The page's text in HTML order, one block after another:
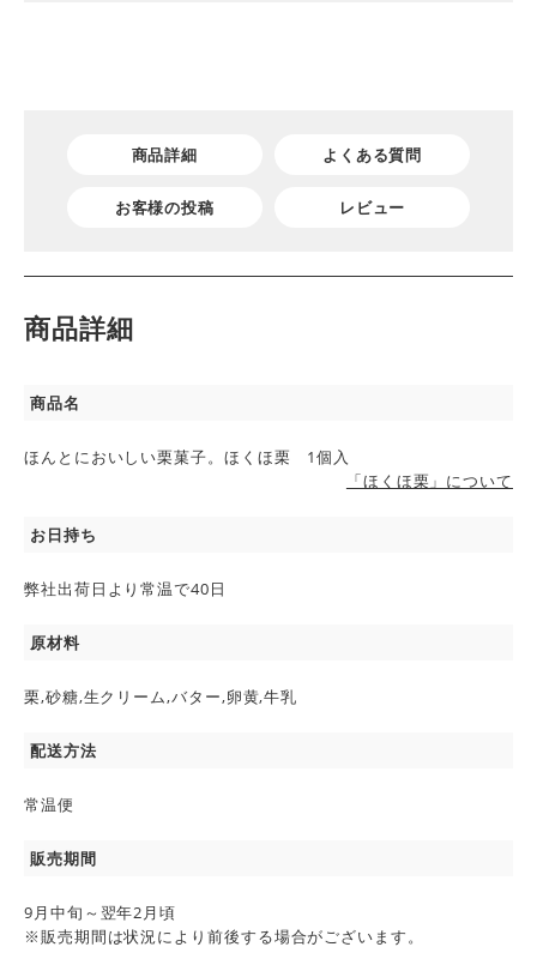
商品詳細 よくある質問
お客様の投稿 レビュー
商品詳細
商品名
ほんとにおいしい栗菓子。ほくほ栗 1個入
「ほくほ栗」について
お日持ち
弊社出荷日より常温で40日
原材料
栗,砂糖,生クリーム,バター,卵黄,牛乳
配送方法
常温便
販売期間
9月中旬～翌年2月頃
※販売期間は状況により前後する場合がございます。